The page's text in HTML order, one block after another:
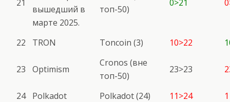
21
вышедший в
марте 2025.
топ-50)
0>21
22 TRON Toncoin (3) 10>22
23 Optimism
Cronos (вне
топ-50)
23>23
24 Polkadot Polkadot (24) 11>24